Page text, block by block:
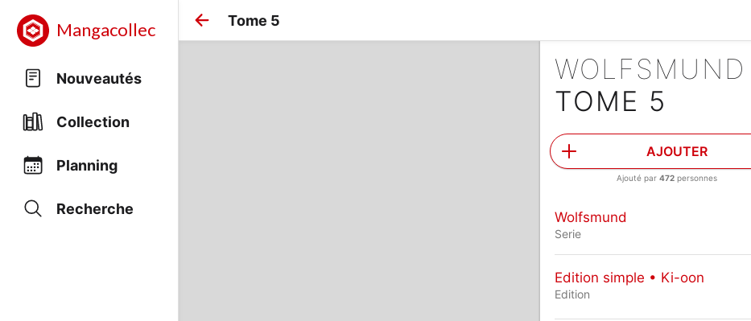
Mangacollec
Nouveautés
Collection
Planning
Recherche
Tome 5
WOLFSMUND
TOME 5
AJOUTER
Ajouté par 472personnes
Wolfsmund
Serie
Edition simple • Ki-oon
Edition